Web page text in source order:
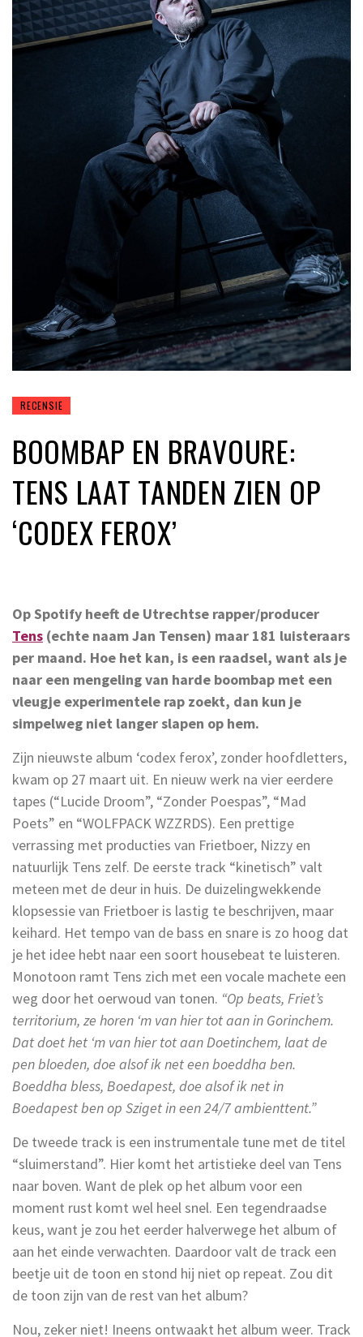
RECENSIE
BOOMBAP EN BRAVOURE:
TENS LAAT TANDEN ZIEN OP
‘CODEX FEROX’
Op Spotify heeft de Utrechtse rapper/producer
Tens (echte naam Jan Tensen) maar 181 luisteraars
per maand. Hoe het kan, is een raadsel, want als je
naar een mengeling van harde boombap met een
vleugje experimentele rap zoekt, dan kun je
simpelweg niet langer slapen op hem.
Zijn nieuwste album ‘codex ferox’, zonder hoofdletters,
kwam op 27 maart uit. En nieuw werk na vier eerdere
tapes (“Lucide Droom”, “Zonder Poespas”, “Mad
Poets” en “WOLFPACK WZZRDS). Een prettige
verrassing met producties van Frietboer, Nizzy en
natuurlijk Tens zelf. De eerste track “kinetisch” valt
meteen met de deur in huis. De duizelingwekkende
klopsessie van Frietboer is lastig te beschrijven, maar
keihard. Het tempo van de bass en snare is zo hoog dat
je het idee hebt naar een soort housebeat te luisteren.
Monotoon ramt Tens zich met een vocale machete een
weg door het oerwoud van tonen. “Op beats, Friet’s
territorium, ze horen ‘m van hier tot aan in Gorinchem.
Dat doet het ‘m van hier tot aan Doetinchem, laat de
pen bloeden, doe alsof ik net een boeddha ben.
Boeddha bless, Boedapest, doe alsof ik net in
Boedapest ben op Sziget in een 24/7 ambienttent.”
De tweede track is een instrumentale tune met de titel
“sluimerstand”. Hier komt het artistieke deel van Tens
naar boven. Want de plek op het album voor een
moment rust komt wel heel snel. Een tegendraadse
keus, want je zou het eerder halverwege het album of
aan het einde verwachten. Daardoor valt de track een
beetje uit de toon en stond hij niet op repeat. Zou dit
de toon zijn van de rest van het album?
Nou, zeker niet! Ineens ontwaakt het album weer. Track